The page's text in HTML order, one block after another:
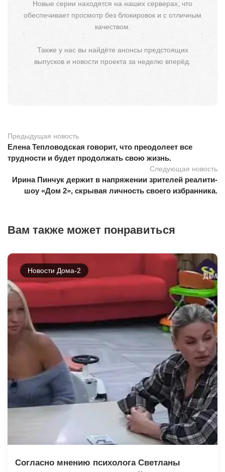
Новые серии находятся на наших серверах, что
обеспечивает просмотр без блокировок и с отличным
качеством.
Также у нас вы найдёте анонсы предстоящих
выпусков и новости проекта за неделю вперёд.
Предыдущая новость
Елена Тепловодская говорит, что преодолеет все
трудности и будет продолжать свою жизнь.
Следующая новость
Ирина Пинчук держит в напряжении зрителей реалити-
шоу «Дом 2», скрывая личность своего избранника.
Вам также может понравиться
Новости Дома-2
Согласно мнению психолога Светланы